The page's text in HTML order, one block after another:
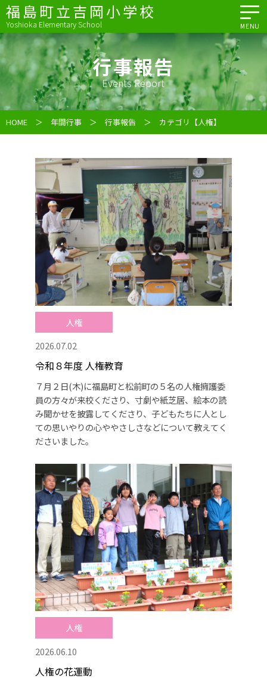
福島町立吉岡小学校
Yoshioka Elementary School MENU
行事報告
Events Report
HOME ＞ 年間行事 ＞ 行事報告 ＞ カテゴリ【人権】
人権
2026.07.02
令和８年度 人権教育
７月２日(木)に福島町と松前町の５名の人権擁護委
員の方々が来校くださり、寸劇や紙芝居、絵本の読
み聞かせを披露してくださり、子どもたちに人とし
ての思いやりの心ややさしさなどについて教えてく
ださいました。
人権
2026.06.10
人権の花運動